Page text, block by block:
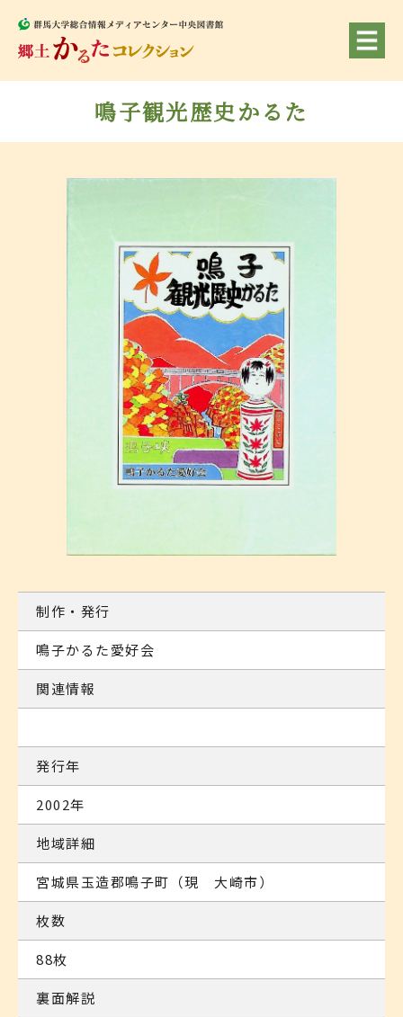
鳴子観光歴史かるた
制作・発行
鳴子かるた愛好会
関連情報
発行年
2002年
地域詳細
宮城県玉造郡鳴子町（現 大崎市）
枚数
88枚
裏面解説